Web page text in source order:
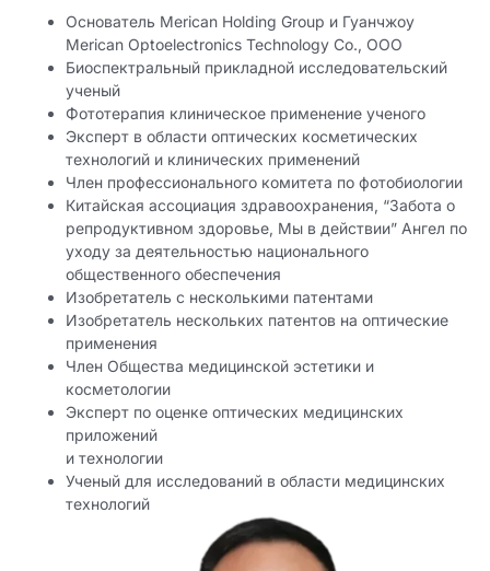
Основатель Merican Holding Group и Гуанчжоу
Merican Optoelectronics Technology Co., ООО
Биоспектральный прикладной исследовательский
ученый
Фототерапия клиническое применение ученого
Эксперт в области оптических косметических
технологий и клинических применений
Член профессионального комитета по фотобиологии
Китайская ассоциация здравоохранения, “Забота о
репродуктивном здоровье, Мы в действии” Ангел по
уходу за деятельностью национального
общественного обеспечения
Изобретатель с несколькими патентами
Изобретатель нескольких патентов на оптические
применения
Член Общества медицинской эстетики и
косметологии
Эксперт по оценке оптических медицинских
приложений
и технологии
Ученый для исследований в области медицинских
технологий